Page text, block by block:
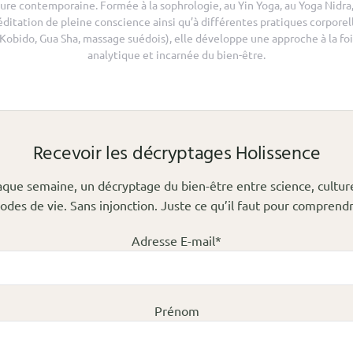
contemporaine. Formée à la sophrologie, au Yin Yoga, au Yoga
de pleine conscience ainsi qu’à différentes pratiques
Gua Sha, massage suédois), elle développe une approche à la
analytique et incarnée du bien-être.
Recevoir les décryptages Holissence
semaine, un décryptage du bien-être entre science,
de vie. Sans injonction. Juste ce qu’il faut pour
Adresse E-mail*
Prénom